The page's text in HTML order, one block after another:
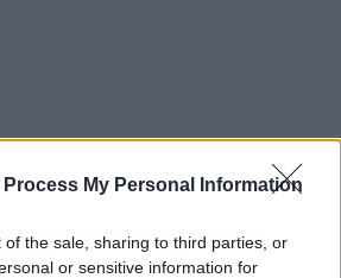
Process My Personal Information
of the sale, sharing to third parties, or
or sensitive information for